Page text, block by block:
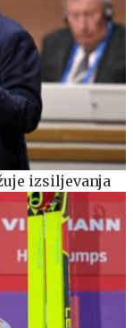
izsiljevanja